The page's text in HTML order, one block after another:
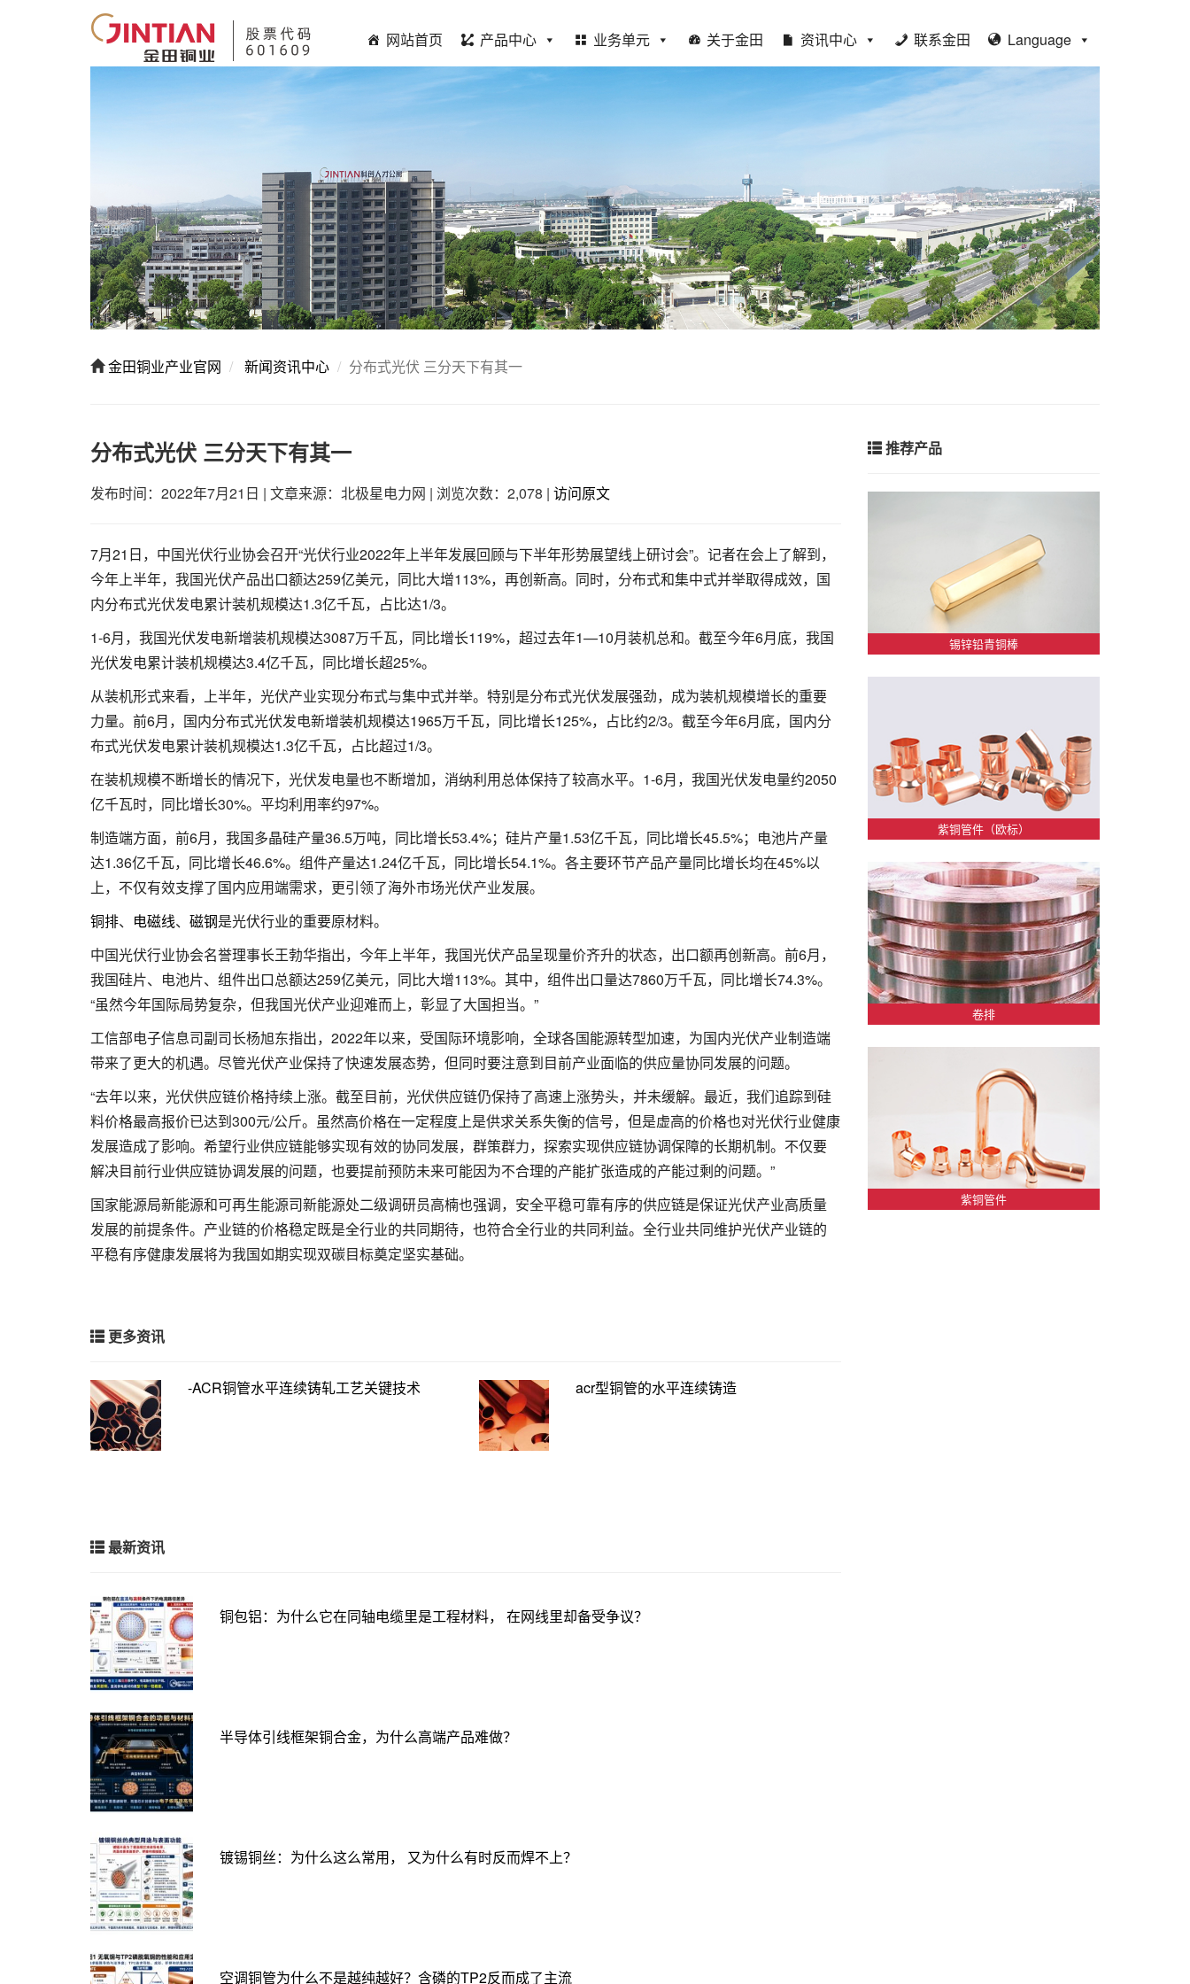
网站首页 产品中心 业务单元 关于金田 资讯中心 联系金田 Language
金田铜业产业官网 新闻资讯中心 分布式光伏 三分天下有其一
分布式光伏 三分天下有其一
发布时间：2022年7月21日 | 文章来源：北极星电力网 | 浏览次数：2,078 | 访问原文
7月21日，中国光伏行业协会召开“光伏行业2022年上半年发展回顾与下半年形势展望线上研讨会”。记者在会上了解到，
今年上半年，我国光伏产品出口额达259亿美元，同比大增113%，再创新高。同时，分布式和集中式并举取得成效，国
内分布式光伏发电累计装机规模达1.3亿千瓦，占比达1/3。
1-6月，我国光伏发电新增装机规模达3087万千瓦，同比增长119%，超过去年1—10月装机总和。截至今年6月底，我国
光伏发电累计装机规模达3.4亿千瓦，同比增长超25%。
从装机形式来看，上半年，光伏产业实现分布式与集中式并举。特别是分布式光伏发展强劲，成为装机规模增长的重要
力量。前6月，国内分布式光伏发电新增装机规模达1965万千瓦，同比增长125%，占比约2/3。截至今年6月底，国内分
布式光伏发电累计装机规模达1.3亿千瓦，占比超过1/3。
在装机规模不断增长的情况下，光伏发电量也不断增加，消纳利用总体保持了较高水平。1-6月，我国光伏发电量约2050
亿千瓦时，同比增长30%。平均利用率约97%。
制造端方面，前6月，我国多晶硅产量36.5万吨，同比增长53.4%；硅片产量1.53亿千瓦，同比增长45.5%；电池片产量
达1.36亿千瓦，同比增长46.6%。组件产量达1.24亿千瓦，同比增长54.1%。各主要环节产品产量同比增长均在45%以
上，不仅有效支撑了国内应用端需求，更引领了海外市场光伏产业发展。
铜排、 电磁线、 磁钢是光伏行业的重要原材料。
中国光伏行业协会名誉理事长王勃华指出，今年上半年，我国光伏产品呈现量价齐升的状态，出口额再创新高。前6月，
我国硅片、电池片、组件出口总额达259亿美元，同比大增113%。其中，组件出口量达7860万千瓦，同比增长74.3%。
“虽然今年国际局势复杂，但我国光伏产业迎难而上，彰显了大国担当。”
工信部电子信息司副司长杨旭东指出，2022年以来，受国际环境影响，全球各国能源转型加速，为国内光伏产业制造端
带来了更大的机遇。尽管光伏产业保持了快速发展态势，但同时要注意到目前产业面临的供应量协同发展的问题。
“去年以来，光伏供应链价格持续上涨。截至目前，光伏供应链仍保持了高速上涨势头，并未缓解。最近，我们追踪到硅
料价格最高报价已达到300元/公斤。虽然高价格在一定程度上是供求关系失衡的信号，但是虚高的价格也对光伏行业健康
发展造成了影响。希望行业供应链能够实现有效的协同发展，群策群力，探索实现供应链协调保障的长期机制。不仅要
解决目前行业供应链协调发展的问题，也要提前预防未来可能因为不合理的产能扩张造成的产能过剩的问题。”
国家能源局新能源和可再生能源司新能源处二级调研员高楠也强调，安全平稳可靠有序的供应链是保证光伏产业高质量
发展的前提条件。产业链的价格稳定既是全行业的共同期待，也符合全行业的共同利益。全行业共同维护光伏产业链的
平稳有序健康发展将为我国如期实现双碳目标奠定坚实基础。
更多资讯
-ACR铜管水平连续铸轧工艺关键技术 acr型铜管的水平连续铸造
最新资讯
铜包铝：为什么它在同轴电缆里是工程材料， 在网线里却备受争议？
半导体引线框架铜合金，为什么高端产品难做？
镀锡铜丝：为什么这么常用， 又为什么有时反而焊不上？
空调铜管为什么不是越纯越好？含磷的TP2反而成了主流
推荐产品
锡锌铅青铜棒
紫铜管件（欧标）
卷排
紫铜管件